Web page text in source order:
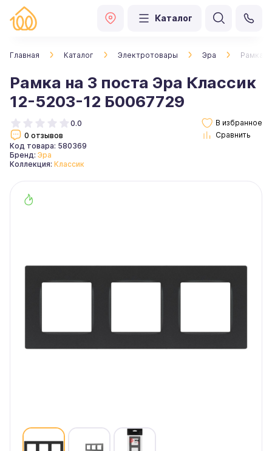
Каталог
Главная Каталог Электротовары Эра Рамка
Рамка на 3 поста Эра Классик
12-5203-12 Б0067729
0.0
0 отзывов
Код товара: 580369
Бренд: Эра
Коллекция: Классик